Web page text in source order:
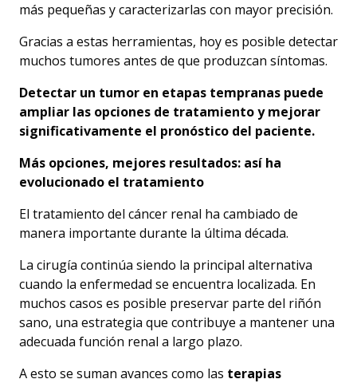
más pequeñas y caracterizarlas con mayor precisión.
Gracias a estas herramientas, hoy es posible detectar
muchos tumores antes de que produzcan síntomas.
Detectar un tumor en etapas tempranas puede
ampliar las opciones de tratamiento y mejorar
significativamente el pronóstico del paciente.
Más opciones, mejores resultados: así ha
evolucionado el tratamiento
El tratamiento del cáncer renal ha cambiado de
manera importante durante la última década.
La cirugía continúa siendo la principal alternativa
cuando la enfermedad se encuentra localizada. En
muchos casos es posible preservar parte del riñón
sano, una estrategia que contribuye a mantener una
adecuada función renal a largo plazo.
A esto se suman avances como las terapias